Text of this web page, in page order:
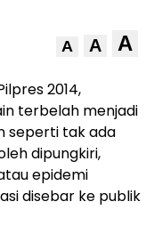
A A A
2014,
terbelah menjadi
seperti tak ada
dipungkiri,
epidemi
disebar ke publik